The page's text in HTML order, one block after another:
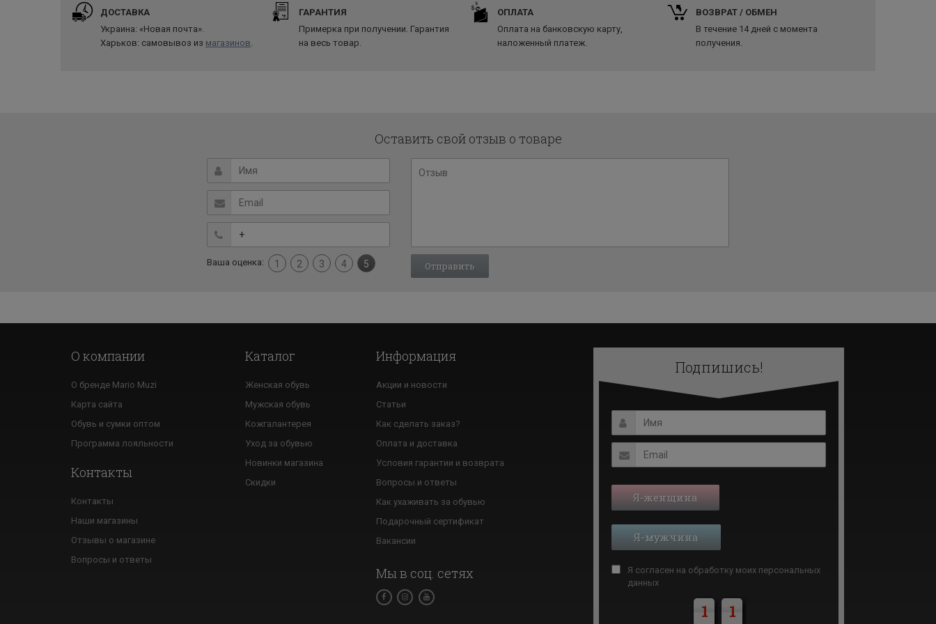
ДОСТАВКА
Украина: «Новая почта».
Харьков: самовывоз из магазинов.
ГАРАНТИЯ
Примерка при получении. Гарантия
на весь товар.
ОПЛАТА
Оплата на банковскую карту,
наложенный платеж.
ВОЗВРАТ / ОБМЕН
В течение 14 дней с момента
получения.
Оставить свой отзыв о товаре
Ваша оценка: 1 2 3 4 5
О компании
О бренде Mario Muzi
Карта сайта
Обувь и сумки оптом
Программа лояльности
Контакты
Контакты
Наши магазины
Отзывы о магазине
Вопросы и ответы
Каталог
Женская обувь
Мужская обувь
Кожгалантерея
Уход за обувью
Новинки магазина
Скидки
Информация
Акции и новости
Статьи
Как сделать заказ?
Оплата и доставка
Условия гарантии и возврата
Вопросы и ответы
Как ухаживать за обувью
Подарочный сертификат
Вакансии
Мы в соц. сетях
Подпишись!
Я-женщина
Я-мужчина
Я согласен на обработку моих персональных
данных
1 1